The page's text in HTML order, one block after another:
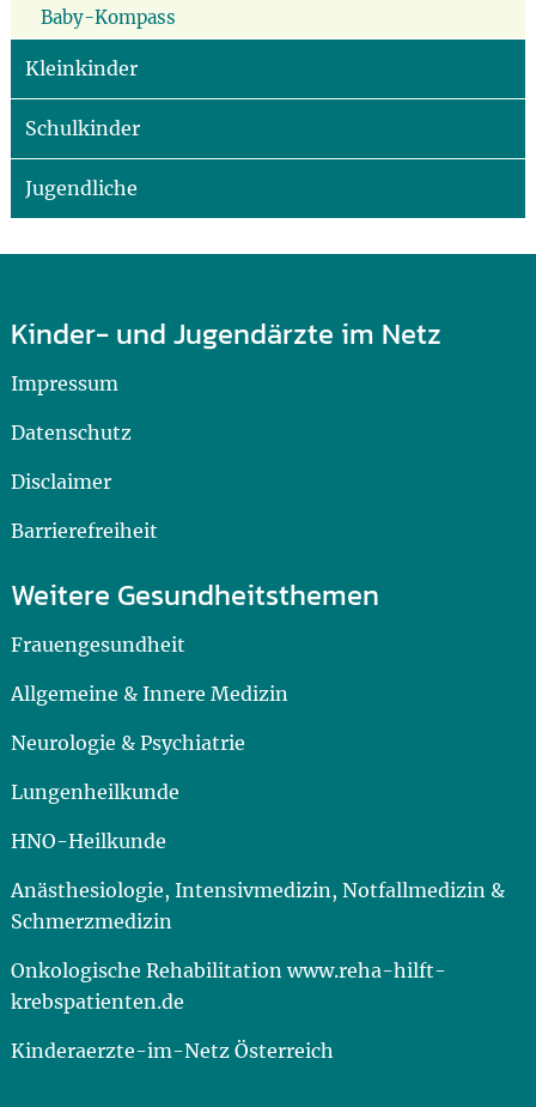
Baby-Kompass
Kleinkinder
Schulkinder
Jugendliche
Kinder- und Jugendärzte im Netz
Impressum
Datenschutz
Disclaimer
Barrierefreiheit
Weitere Gesundheitsthemen
Frauengesundheit
Allgemeine & Innere Medizin
Neurologie & Psychiatrie
Lungenheilkunde
HNO-Heilkunde
Anästhesiologie, Intensivmedizin, Notfallmedizin &
Schmerzmedizin
Onkologische Rehabilitation www.reha-hilft-
krebspatienten.de
Kinderaerzte-im-Netz Österreich